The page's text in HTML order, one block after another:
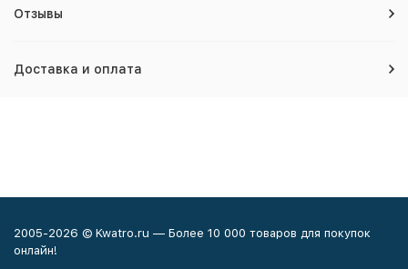
Отзывы
Доставка и оплата
2005-2026 © Kwatro.ru — Более 10 000 товаров для покупок
онлайн!